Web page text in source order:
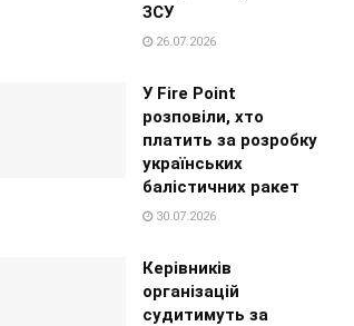
ЗСУ
26.07.2026
У Fire Point
розповіли, хто
платить за розробку
українських
балістичних ракет
30.07.2026
Керівників
організацій
судитимуть за